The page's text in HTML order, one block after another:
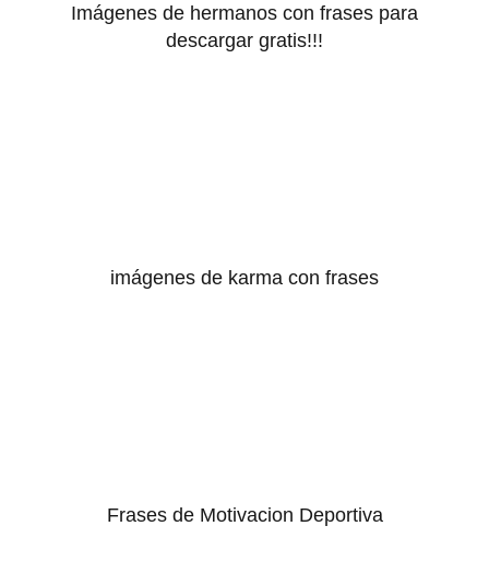
Imágenes de hermanos con frases para
descargar gratis!!!
imágenes de karma con frases
Frases de Motivacion Deportiva